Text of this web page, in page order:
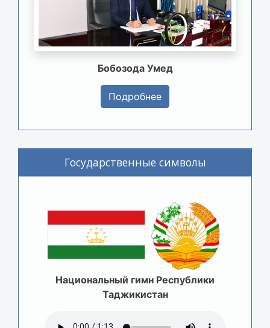
Бобозода Умед
Подробнее
Государственные символы
Национальный гимн Республики
Таджикистан